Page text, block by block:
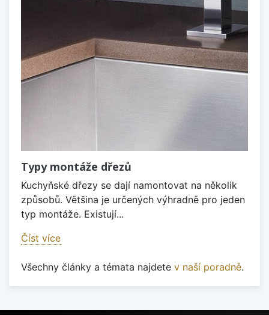
Typy montáže dřezů
Kuchyňské dřezy se dají namontovat na několik
způsobů. Většina je určených výhradně pro jeden
typ montáže. Existují...
Číst více
Všechny články a témata najdete v naší poradně.